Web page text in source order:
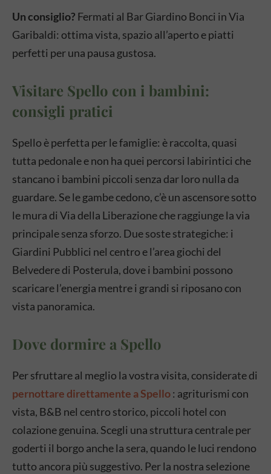
Un consiglio? Fermati al Bar Giardino Bonci in Via
Garibaldi: ottima vista, spazio all’aperto e piatti
perfetti per una pausa gustosa.
Visitare Spello con i bambini:
consigli pratici
Spello è perfetta per le famiglie: è raccolta, quasi
tutta pedonale e non ha quei percorsi labirintici che
stancano i bambini piccoli senza dar loro nulla da
guardare. Se le gambe cedono, c’è un ascensore sotto
le mura di Via della Liberazione che raggiunge la via
principale senza sforzo. Due soste strategiche: i
Giardini Pubblici nel centro e l’area giochi del
Belvedere di Posterula, dove i bambini possono
scaricare l’energia mentre i grandi si riposano con
vista panoramica.
Dove dormire a Spello
Per sfruttare al meglio la vostra visita, considerate di
pernottare direttamente a Spello: agriturismi con
vista, B&B nel centro storico, piccoli hotel con
colazione genuina. Scegli una struttura centrale per
goderti il borgo anche la sera, quando le luci rendono
tutto ancora più suggestivo. Per la nostra selezione